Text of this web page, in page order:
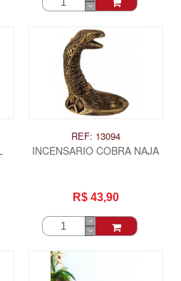
REF: 13094
INCENSARIO COBRA NAJA
R$ 43,90